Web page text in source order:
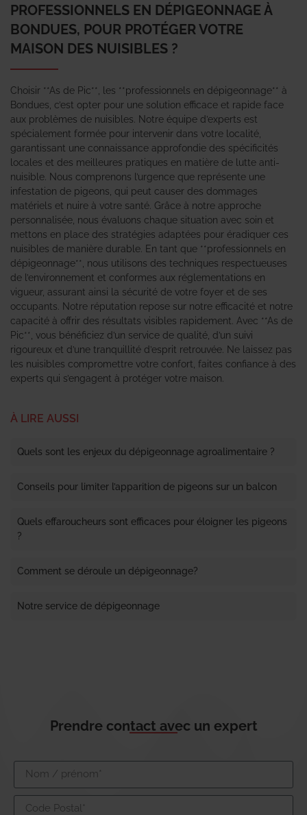
PROFESSIONNELS EN DÉPIGEONNAGE À
BONDUES, POUR PROTÉGER VOTRE
MAISON DES NUISIBLES ?
Choisir **As de Pic**, les **professionnels en dépigeonnage** à
Bondues, c’est opter pour une solution efficace et rapide face
aux problèmes de nuisibles. Notre équipe d’experts est
spécialement formée pour intervenir dans votre localité,
garantissant une connaissance approfondie des spécificités
locales et des meilleures pratiques en matière de lutte anti-
nuisible. Nous comprenons l’urgence que représente une
infestation de pigeons, qui peut causer des dommages
matériels et nuire à votre santé. Grâce à notre approche
personnalisée, nous évaluons chaque situation avec soin et
mettons en place des stratégies adaptées pour éradiquer ces
nuisibles de manière durable. En tant que **professionnels en
dépigeonnage**, nous utilisons des techniques respectueuses
de l’environnement et conformes aux réglementations en
vigueur, assurant ainsi la sécurité de votre foyer et de ses
occupants. Notre réputation repose sur notre efficacité et notre
capacité à offrir des résultats visibles rapidement. Avec **As de
Pic**, vous bénéficiez d’un service de qualité, d’un suivi
rigoureux et d’une tranquillité d’esprit retrouvée. Ne laissez pas
les nuisibles compromettre votre confort, faites confiance à des
experts qui s’engagent à protéger votre maison.
À LIRE AUSSI
Quels sont les enjeux du dépigeonnage agroalimentaire ?
Conseils pour limiter l’apparition de pigeons sur un balcon
Quels effaroucheurs sont efficaces pour éloigner les pigeons
?
Comment se déroule un dépigeonnage?
Notre service de dépigeonnage
Prendre contact avec un expert